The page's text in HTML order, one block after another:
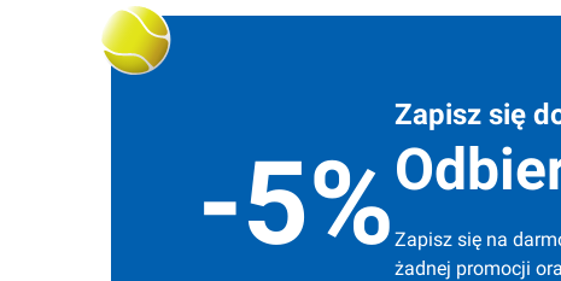
-5%
Zapisz się
Zapisz się na
żadnej promocji